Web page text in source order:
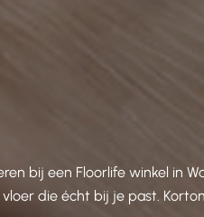
bij een Floorlife winkel in
die écht bij je past.